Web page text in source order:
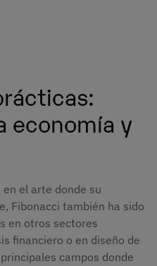
economía y
en el arte donde su
Fibonacci también ha sido
en otros sectores
financiero o en diseño de
campos donde